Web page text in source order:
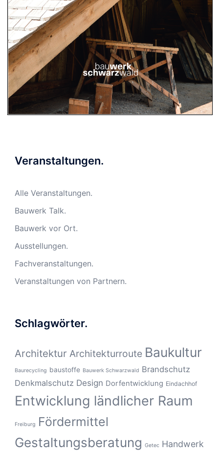
Veranstaltungen.
Alle Veranstaltungen.
Bauwerk Talk.
Bauwerk vor Ort.
Ausstellungen.
Fachveranstaltungen.
Veranstaltungen von Partnern.
Schlagwörter.
Architektur Architekturroute Baukultur
Baurecycling baustoffe Bauwerk Schwarzwald Brandschutz
Denkmalschutz Design Dorfentwicklung Eindachhof
Entwicklung ländlicher Raum
Freiburg Fördermittel
Gestaltungsberatung Getec Handwerk